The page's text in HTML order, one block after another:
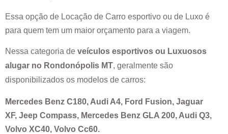
Essa opção de Locação de Carro esportivo ou de Luxo é
para quem tem um maior orçamento para a viagem.
Nessa categoria de veículos esportivos ou Luxuosos
alugar no Rondonópolis MT, geralmente são
disponibilizados os modelos de carros:
Mercedes Benz C180, Audi A4, Ford Fusion, Jaguar
XF, Jeep Compass, Mercedes Benz GLA 200, Audi Q3,
Volvo XC40, Volvo Cc60.